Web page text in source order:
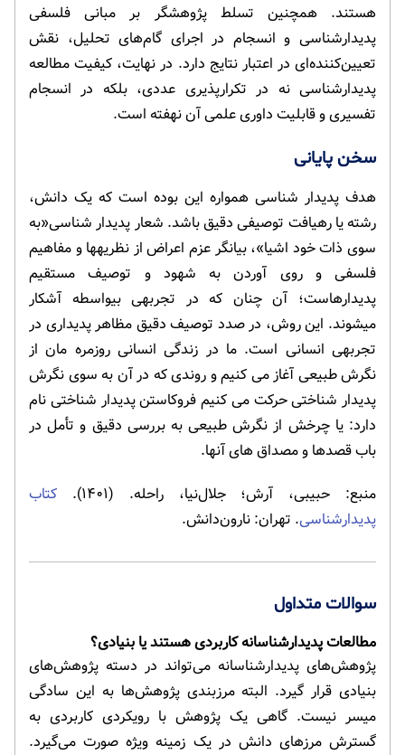
هستند. همچنین تسلط پژوهشگر بر مبانی فلسفی
پدیدارشناسی و انسجام در اجرای گام‌های تحلیل، نقش
تعیین‌کننده‌ای در اعتبار نتایج دارد. در نهایت، کیفیت مطالعه
پدیدارشناسی نه در تکرارپذیری عددی، بلکه در انسجام
تفسیری و قابلیت داوری علمی آن نهفته است.
سخن پایانی
هدف پدیدار شناسی همواره این بوده است که یک دانش،
رشته یا رهیافت توصیفی دقیق باشد. شعار پدیدار شناسی«به
سوی ذات خود اشیا»، بیانگر عزم اعراض از نظریه‏ها و مفاهیم
فلسفی و روی آوردن به شهود و توصیف مستقیم
پدیدارهاست؛ آن چنان که در تجربه‏ی بی‏واسطه آشکار
می‏شوند. این روش، در صدد توصیف دقیق مظاهر پدیداری در
تجربه‏ی انسانی است. ما در زندگى انسانى روزمره مان از
نگرش طبیعى آغاز مى کنیم و روندى که در آن به سوى نگرش
پدیدار شناختى حرکت مى کنیم فروکاستن پدیدار شناختى نام
دارد: یا چرخش از نگرش طبیعى به بررسى دقیق و تأمل در
باب قصدها و مصداق هاى آنها.
منبع: حبیبی، آرش؛ جلال‌نیا، راحله. (۱۴۰۱).
کتاب
پدیدارشناسی. تهران: نارون‌دانش.
سوالات متداول
مطالعات پدیدارشناسانه کاربردی هستند یا بنیادی؟
پژوهش‌های پدیدارشناسانه می‌تواند در دسته پژوهش‌های
بنیادی قرار گیرد. البته مرزبندی پژوهش‌ها به این سادگی
میسر نیست. گاهی یک پژوهش با رویکردی کاربردی به
گسترش مرزهای دانش در یک زمینه ویژه صورت می‌گیرد.